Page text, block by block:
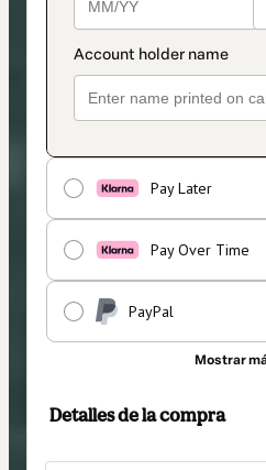
Pay Later
Pay Over Time
PayPal
Mostrar
Detalles de la compra